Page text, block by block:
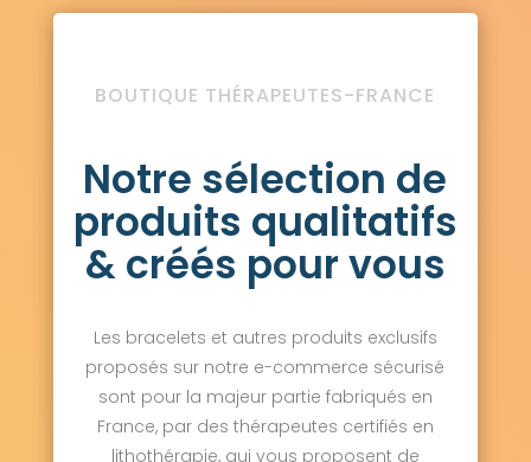
BOUTIQUE THÉRAPEUTES-FRANCE
Notre sélection de
produits qualitatifs
& créés pour vous
Les bracelets et autres produits exclusifs
proposés sur notre e-commerce sécurisé
sont pour la majeur partie fabriqués en
France, par des thérapeutes certifiés en
lithothérapie, qui vous proposent de